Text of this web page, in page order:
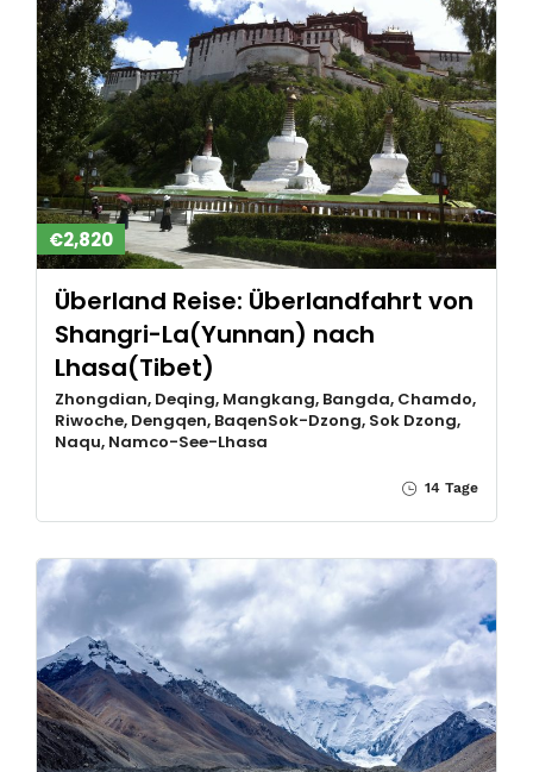
€2,820
Überland Reise: Überlandfahrt von
Shangri-La(Yunnan) nach
Lhasa(Tibet)
Zhongdian, Deqing, Mangkang, Bangda, Chamdo,
Riwoche, Dengqen, BaqenSok-Dzong, Sok Dzong,
Naqu, Namco-See-Lhasa
14 Tage